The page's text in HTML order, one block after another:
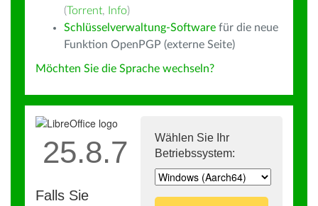
(Torrent, Info)
Schlüsselverwaltung-Software für die neue
Funktion OpenPGP (externe Seite)
Möchten Sie die Sprache wechseln?
Wählen Sie Ihr
Betriebssystem:
25.8.7
Falls Sie